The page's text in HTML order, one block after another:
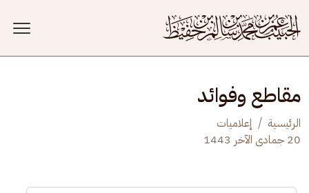
مقاطع وفوائد
الرئيسية
إعلاميات
20 جمادى الآخر 1443